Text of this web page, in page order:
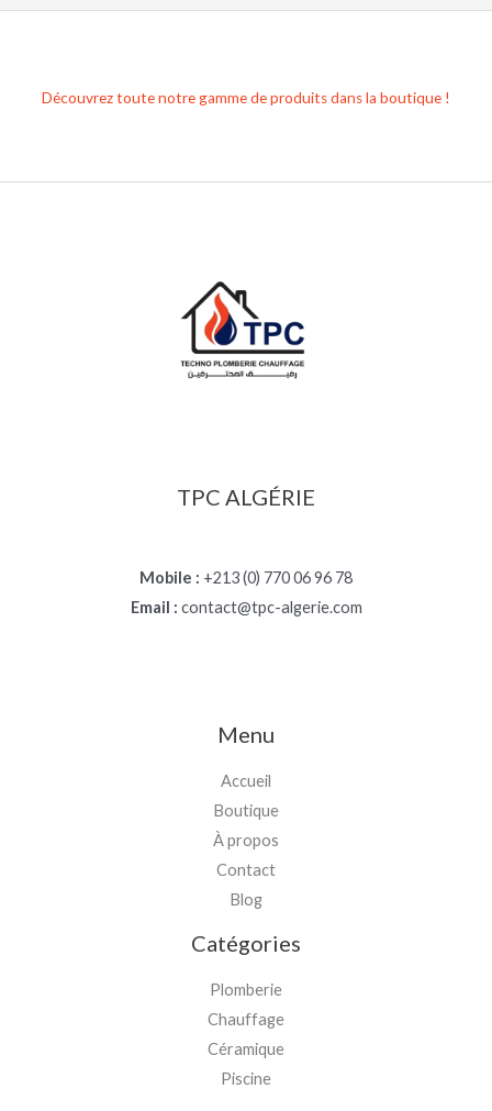
Découvrez toute notre gamme de produits dans la boutique !
TPC ALGÉRIE
Mobile : +213 (0) 770 06 96 78
Email : contact@tpc-algerie.com
Menu
Accueil
Boutique
À propos
Contact
Blog
Catégories
Plomberie
Chauffage
Céramique
Piscine